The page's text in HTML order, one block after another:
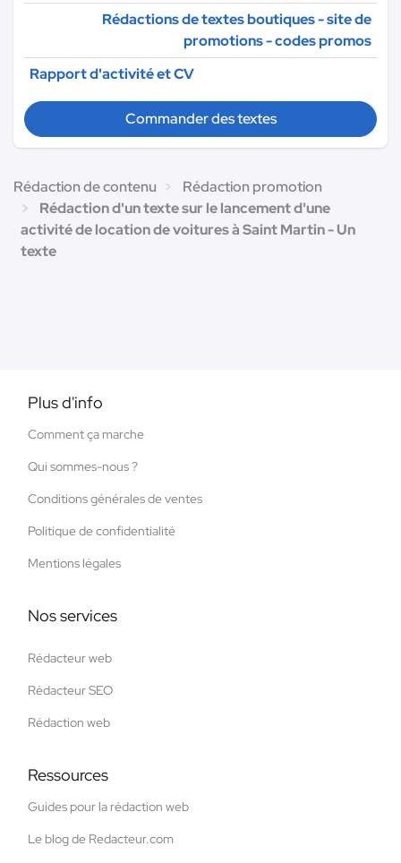
Rédactions de textes boutiques - site de
promotions - codes promos
Rapport d'activité et CV
Commander des textes
Rédaction de contenu
Rédaction promotion
Rédaction d'un texte sur le lancement d'une
activité de location de voitures à Saint Martin - Un
texte
Plus d'info
Comment ça marche
Qui sommes-nous ?
Conditions générales de ventes
Politique de confidentialité
Mentions légales
Nos services
Rédacteur web
Rédacteur SEO
Rédaction web
Ressources
Guides pour la rédaction web
Le blog de Redacteur.com